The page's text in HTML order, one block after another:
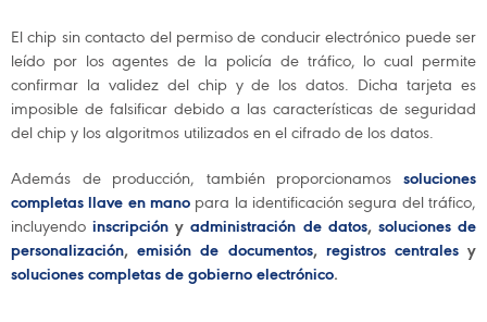
El chip sin contacto del permiso de conducir electrónico puede ser
leído por los agentes de la policía de tráfico, lo cual permite
confirmar la validez del chip y de los datos. Dicha tarjeta es
imposible de falsificar debido a las características de seguridad
del chip y los algoritmos utilizados en el cifrado de los datos.
Además de producción, también proporcionamos soluciones
completas llave en mano para la identificación segura del tráfico,
incluyendoinscripción yadministración de datos, soluciones de
personalización,emisión de documentos, registros centralesy
soluciones completas de gobierno electrónico.